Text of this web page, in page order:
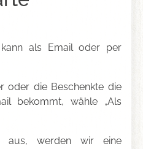
kann als Email oder per
oder die Beschenkte die
bekommt, wähle „Als
werden wir eine